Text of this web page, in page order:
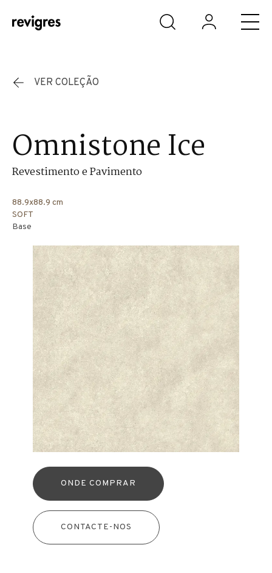
Saltar para o conteúdo principal
VER COLEÇÃO
Omnistone Ice
Revestimento e Pavimento
88.9x88.9 cm
SOFT
Base
ONDE COMPRAR
CONTACTE-NOS